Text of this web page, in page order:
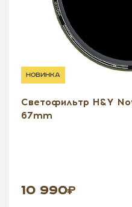
новинка
Светофильтр H&Y
67mm
10 990